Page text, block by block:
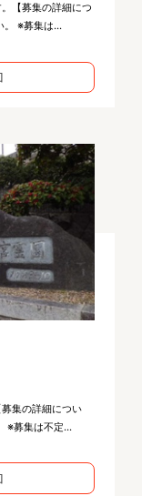
【募集の詳細につ
。 ※募集は...
集の詳細につい
※募集は不定...